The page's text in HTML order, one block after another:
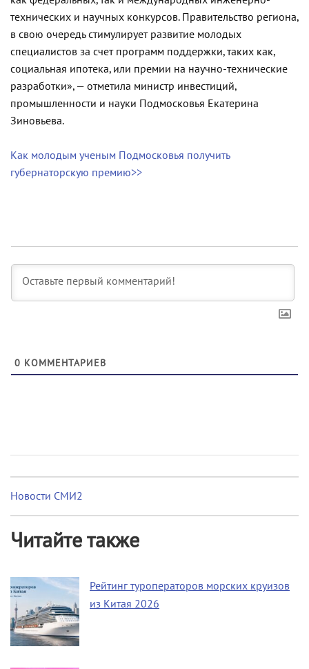
технических и научных конкурсов. Правительство региона,
в свою очередь стимулирует развитие молодых
специалистов за счет программ поддержки, таких как,
социальная ипотека, или премии на научно-технические
разработки», — отметила министр инвестиций,
промышленности и науки Подмосковья Екатерина
Зиновьева.
Как молодым ученым Подмосковья получить
губернаторскую премию>>
0 КОММЕНТАРИЕВ
Новости СМИ2
Читайте также
Рейтинг туроператоров морских круизов
из Китая 2026